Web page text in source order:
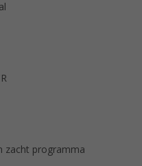
zacht programma